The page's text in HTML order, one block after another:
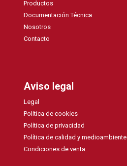
Productos
Documentación Técnica
Nosotros
Contacto
Aviso legal
Legal
Política de cookies
Política de privacidad
Política de calidad y medioambiente
Condiciones de venta